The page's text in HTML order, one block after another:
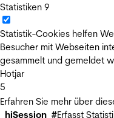
Statistiken 9
Statistik-Cookies helfen
Besucher mit Webseiten
gesammelt und gemeldet
Hotjar
5
Erfahren Sie mehr über
_hjSession_#Erfasst